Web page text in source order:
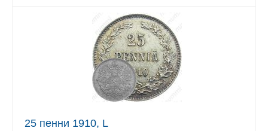
25 пенни 1910, L